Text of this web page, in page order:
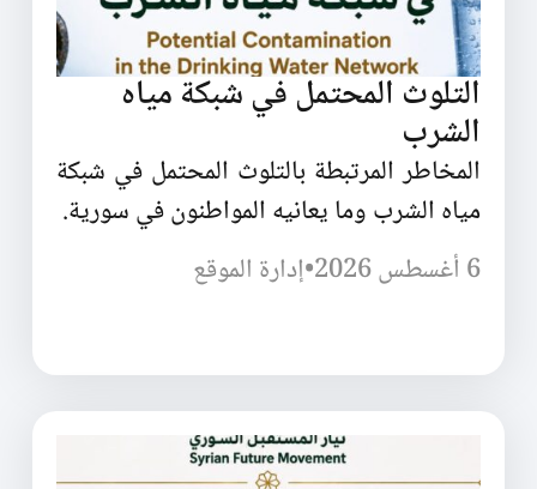
التلوث المحتمل في شبكة مياه
الشرب
المخاطر المرتبطة بالتلوث المحتمل في شبكة
مياه الشرب وما يعانيه المواطنون في سورية.
6 أغسطس 2026
•إدارة الموقع